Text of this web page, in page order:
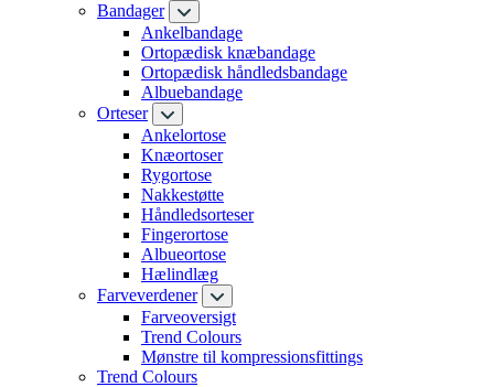
Bandager
Ankelbandage
Ortopædisk knæbandage
Ortopædisk håndledsbandage
Albuebandage
Orteser
Ankelortose
Knæortoser
Rygortose
Nakkestøtte
Håndledsorteser
Fingerortose
Albueortose
Hælindlæg
Farveverdener
Farveoversigt
Trend Colours
Mønstre til kompressionsfittings
Trend Colours